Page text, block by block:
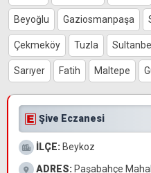
Beyoğlu Gaziosmanpaşa
Çekmeköy Tuzla
Sarıyer Fatih Maltepe
Şive Eczanesi
İLÇE: Beykoz
ADRES: Paşabahçe